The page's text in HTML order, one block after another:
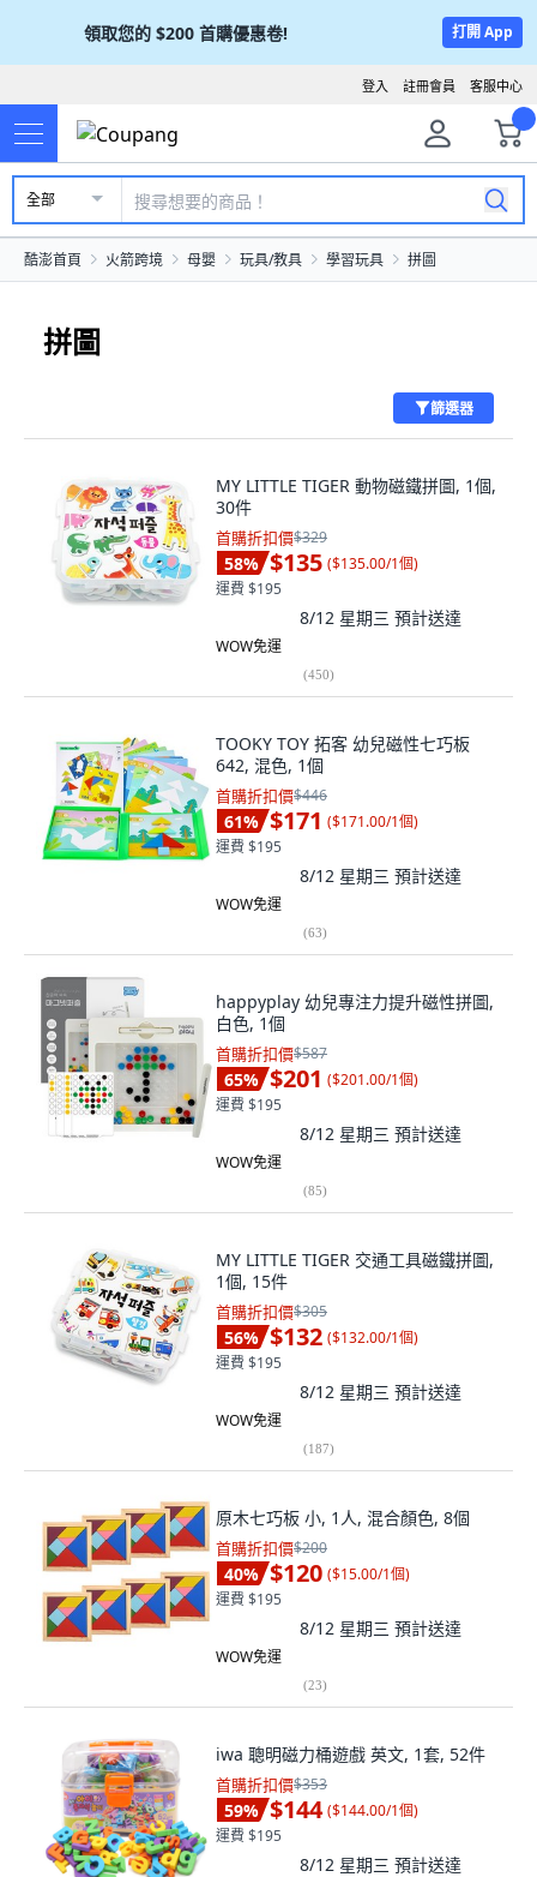
領取您的 $200 首購優惠卷! 打開 App
客服中心
註冊會員
登入
全部
酷澎首頁 火箭跨境 母嬰 玩具/教具 學習玩具 拼圖
拼圖
篩選器
MY LITTLE TIGER 動物磁鐵拼圖, 1個,
30件
首購折扣價$329
58% $135 ($135.00/1個)
運費 $195
8/12 星期三 預計送達
WOW免運
(450)
TOOKY TOY 拓客 幼兒磁性七巧板
642, 混色, 1個
首購折扣價$446
61% $171 ($171.00/1個)
運費 $195
8/12 星期三 預計送達
WOW免運
(63)
happyplay 幼兒專注力提升磁性拼圖,
白色, 1個
首購折扣價$587
65% $201 ($201.00/1個)
運費 $195
8/12 星期三 預計送達
WOW免運
(85)
MY LITTLE TIGER 交通工具磁鐵拼圖,
1個, 15件
首購折扣價$305
56% $132 ($132.00/1個)
運費 $195
8/12 星期三 預計送達
WOW免運
(187)
原木七巧板 小, 1人, 混合顏色, 8個
首購折扣價$200
40% $120 ($15.00/1個)
運費 $195
8/12 星期三 預計送達
WOW免運
(23)
iwa 聰明磁力桶遊戲 英文, 1套, 52件
首購折扣價$353
59% $144 ($144.00/1個)
運費 $195
8/12 星期三 預計送達